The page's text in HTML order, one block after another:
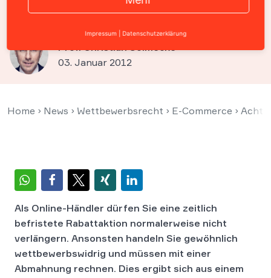
einfach verlängert werden!
Prof. Christian Solmecke
03. Januar 2012
Home › News › Wettbewerbsrecht › E-Commerce ›
Als Online-Händler dürfen Sie eine zeitlich
befristete Rabattaktion normalerweise nicht
verlängern. Ansonsten handeln Sie gewöhnlich
wettbewerbswidrig und müssen mit einer
Abmahnung rechnen. Dies ergibt sich aus einem
Impressum Datenschutzerklärung